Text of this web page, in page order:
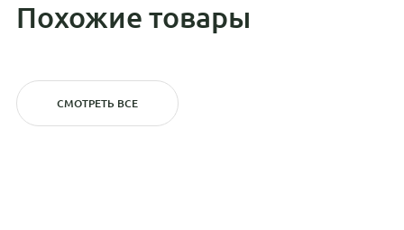
Похожие товары
СМОТРЕТЬ ВСЕ